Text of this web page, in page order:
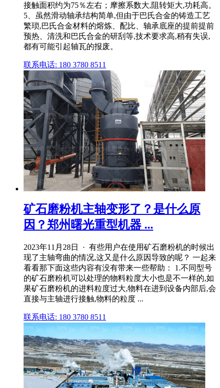
接触面积约为75％左右；摩擦系数大,阻转矩大,功耗高。
5、虽然滑动轴承结构简单,但由于巴氏合金的铸造工艺
繁琐,巴氏合金材料的熔炼、配比、轴承底座的提前提前
预热、清洗和巴氏合金的研刮等,技术要求高,稍有失误,
都有可能引起轴瓦的报废。
联系电话: 180 3780 8511
矿石磨粉机主轴变形了？是什么原
因？郑州曙光重型机器 ...
2023年11月28日 · 有些用户在使用矿石磨粉机的时候出
现了主轴弯曲的情况,这又是什么原因导致的呢？ 一起来
看看那下面这些内容有没有带来一些帮助： 1.不同型号
的矿石磨粉机可以处理的物料粒度大小也是不一样的,如
果矿石磨粉机的进料粒度过大,物料在进到设备内部后,会
直接与主轴进行接触,物料的粒度 ...
联系电话: 180 3780 8511